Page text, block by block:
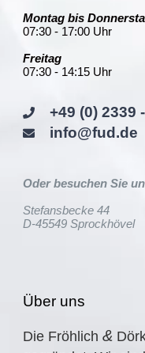
Montag bis
07:30 - 17:00 Uhr
Freitag
07:30 - 14:15 Uhr
+49 (0) 2339
info@fud.de
Oder besuchen Sie
Stefansbecke 44
D-45549 Sprockhövel
Über uns
Die Fröhlich &